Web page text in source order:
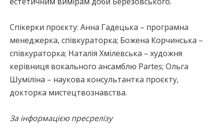
Спікерки проєкту: Анна Гадецька – програмна
менеджерка, співкураторка; Божена Корчинська –
співкураторка; Наталія Хмілевська – художня
керівниця вокального ансамблю Partes; Ольга
Шуміліна – наукова консультантка проєкту,
докторка мистецтвознавства.
За інформацією пресрелізу